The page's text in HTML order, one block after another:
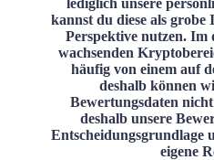
kannst du diese als
Perspektive nutzen. Im
wachsenden
häufig von einem auf
deshalb können
Bewertungsdaten
deshalb unsere
Entscheidungsgrundlage
eigene